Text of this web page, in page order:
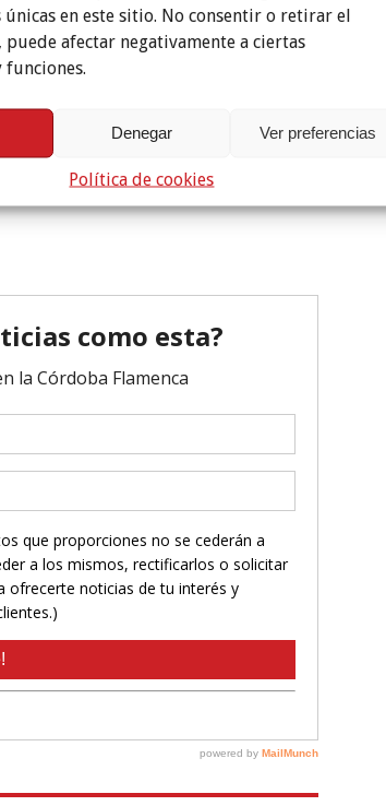
en este sitio. No consentir o retirar el
afectar negativamente a ciertas
funciones.
Denegar Ver preferencias
Política de cookies